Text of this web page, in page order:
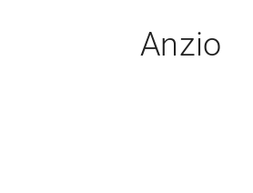
Anzio